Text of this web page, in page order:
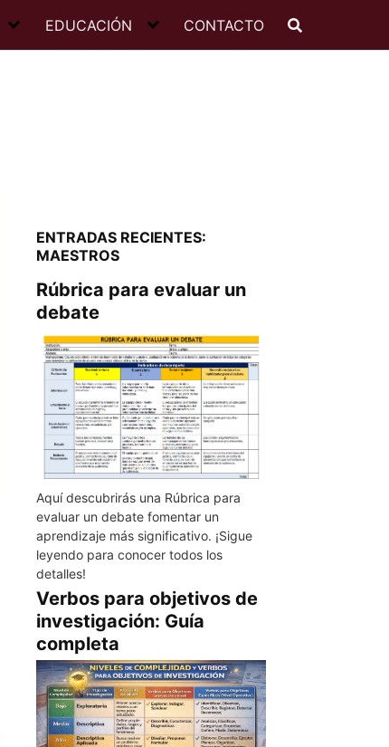
EDUCACIÓN CONTACTO
ENTRADAS RECIENTES:
MAESTROS
Rúbrica para evaluar un
debate
Aquí descubrirás una Rúbrica para
evaluar un debate fomentar un
aprendizaje más significativo. ¡Sigue
leyendo para conocer todos los
detalles!
Verbos para objetivos de
investigación: Guía
completa